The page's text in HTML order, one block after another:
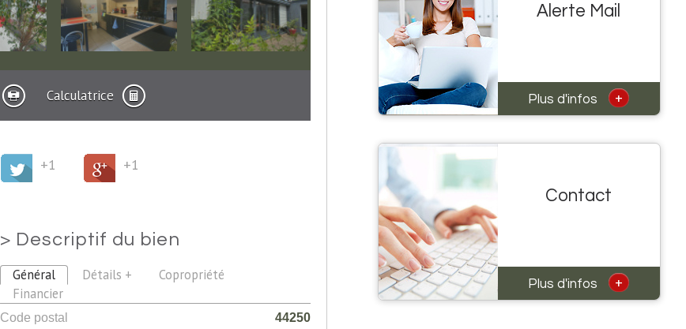
Calculatrice
+1 +1
> Descriptif du bien
Général Détails +
Copropriété
Financier
Code postal
44250
Alerte Mail
Plus d'infos +
Contact
Plus d'infos +